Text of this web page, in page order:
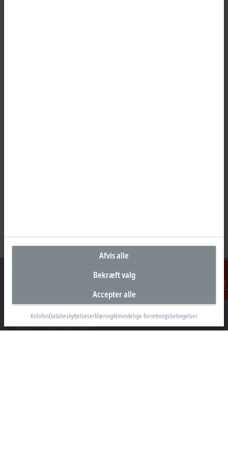
Kontakt
Hovedkontor Danmark
Beckhoff Automation ApS
Afvis alle
Bekræft valg
Accepter alle
KolofonDatabeskyttelseserklæringAlmindelige forretningsbetingelser